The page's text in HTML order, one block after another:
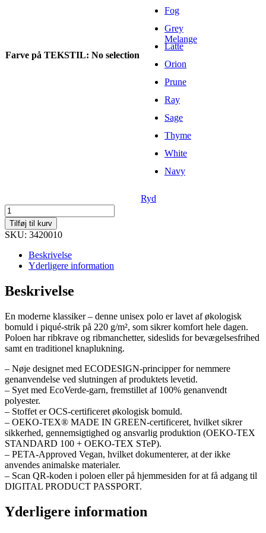
Farve på TEKSTIL: No selection
Fog
Grey
Melange
Latte
Orion
Prune
Ray
Sage
Thyme
White
Navy
Ryd
UM
Polo
(OCS)
Regular
Unisex
Tilføj til kurv
SKU: 3420010
Beskrivelse
Yderligere information
Beskrivelse
En moderne klassiker – denne unisex polo er lavet af økologisk
bomuld i piqué-strik på 220 g/m², som sikrer komfort hele dagen.
Poloen har ribkrave og ribmanchetter, sideslids for bevægelsesfrihed
samt en traditionel knaplukning.
– Nøje designet med ECODESIGN-principper for nemmere
genanvendelse ved slutningen af produktets levetid.
– Syet med EcoVerde-garn, fremstillet af 100% genanvendt
polyester.
– Stoffet er OCS-certificeret økologisk bomuld.
– OEKO-TEX® MADE IN GREEN-certificeret, hvilket sikrer
sikkerhed, gennemsigtighed og ansvarlig produktion (OEKO-TEX
STANDARD 100 + OEKO-TEX STeP).
– PETA-Approved Vegan, hvilket dokumenterer, at der ikke
anvendes animalske materialer.
– Scan QR-koden i poloen eller på hjemmesiden for at få adgang til
DIGITAL PRODUCT PASSPORT.
Yderligere information